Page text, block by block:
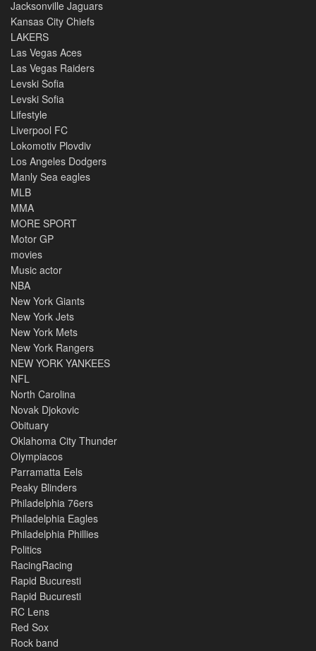
Jacksonville Jaguars
Kansas City Chiefs
LAKERS
Las Vegas Aces
Las Vegas Raiders
Levski Sofia
Levski Sofia
Lifestyle
Liverpool FC
Lokomotiv Plovdiv
Los Angeles Dodgers
Manly Sea eagles
MLB
MMA
MORE SPORT
Motor GP
movies
Music actor
NBA
New York Giants
New York Jets
New York Mets
New York Rangers
NEW YORK YANKEES
NFL
North Carolina
Novak Djokovic
Obituary
Oklahoma City Thunder
Olympiacos
Parramatta Eels
Peaky Blinders
Philadelphia 76ers
Philadelphia Eagles
Philadelphia Phillies
Politics
RacingRacing
Rapid Bucuresti
Rapid Bucuresti
RC Lens
Red Sox
Rock band